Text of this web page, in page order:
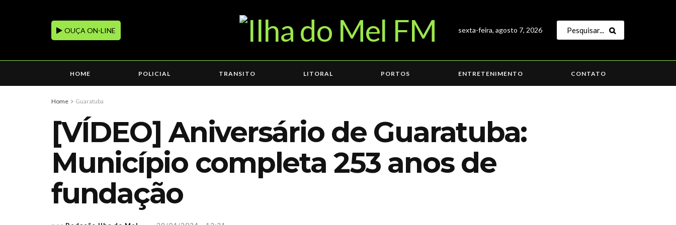
OUÇA ON-LINE sexta-feira, agosto 7, 2026
HOME POLICIAL TRANSITO LITORAL PORTOS ENTRETENIMENTO CONTATO
Home Guaratuba
[VÍDEO] Aniversário de Guaratuba:
Município completa 253 anos de
fundação